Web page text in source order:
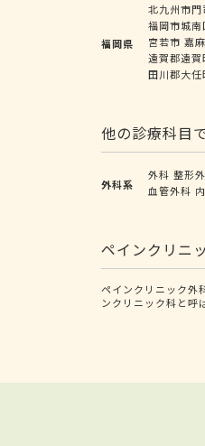
福岡県
北九州市門
福岡市城南
宮若市 嘉
遠賀郡遠賀
田川郡大任
他の診療科目
外科系
外科 整形
血管外科
ペインクリニ
ペインクリニック外
ンクリニック科と呼